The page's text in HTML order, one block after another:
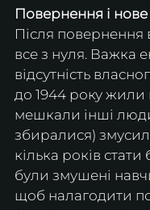
Повернення і
Після
все з нуля. Важка
відсутність
до 1944 року
мешкали інші
збиралися)
кілька років
були змушені
щоб налагодити